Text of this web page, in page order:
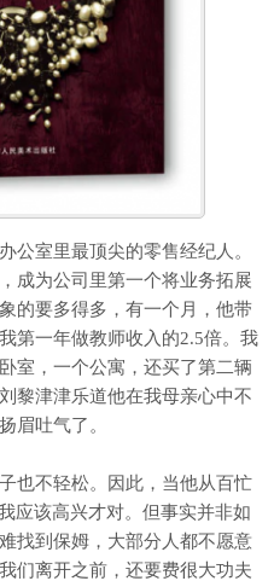
公室里最顶尖的零售经纪人。
成为公司里第一个将业务拓展
的要多得多，有一个月，他带
第一年做教师收入的2.5倍。我
室，一个公寓，还买了第二辆
黎津津乐道他在我母亲心中不
眉吐气了。
也不轻松。因此，当他从百忙
应该高兴才对。但事实并非如
找到保姆，大部分人都不愿意
们离开之前，还要费很大功夫